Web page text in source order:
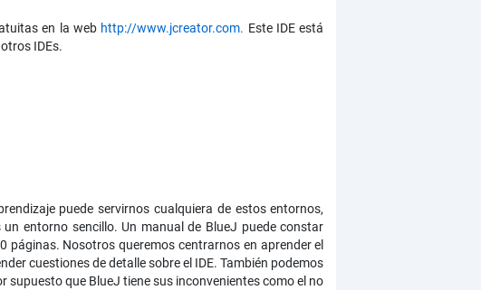
en la web http://www.jcreator.com. Este IDE está
IDEs.
puede servirnos cualquiera de estos entornos,
entorno sencillo. Un manual de BlueJ puede constar
Nosotros queremos centrarnos en aprender el
cuestiones de detalle sobre el IDE. También podemos
que BlueJ tiene sus inconvenientes como el no